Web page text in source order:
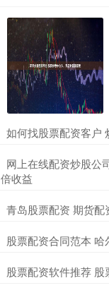
如何找股票配资客户
网上在线配资炒股公
倍收益
青岛股票配资 期货
股票配资合同范本
股票配资软件推荐